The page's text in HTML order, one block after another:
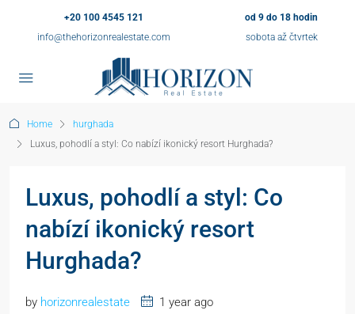
+20 100 4545 121
info@thehorizonrealestate.com
od 9 do 18 hodin
sobota až čtvrtek
Home
hurghada
Luxus, pohodlí a styl: Co nabízí ikonický resort Hurghada?
Luxus, pohodlí a styl: Co
nabízí ikonický resort
Hurghada?
by horizonrealestate
1 year ago